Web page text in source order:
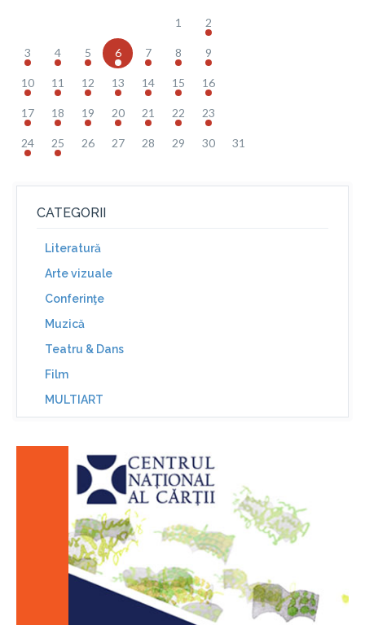
1 2
3 4 5 6 7 8 9
10 11 12 13 14 15 16
17 18 19 20 21 22 23
24 25 26 27 28 29 30 31
CATEGORII
Literatură
Arte vizuale
Conferinţe
Muzică
Teatru & Dans
Film
MULTIART